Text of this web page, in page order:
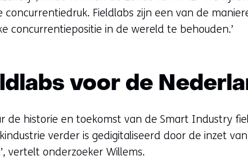
Fieldlabs zijn een van de
concurrentiepositie in de wereld te behouden.’
voor de
de historie en toekomst van de Smart Industry
verder is gedigitaliseerd door de inzet
vertelt onderzoeker Willems.